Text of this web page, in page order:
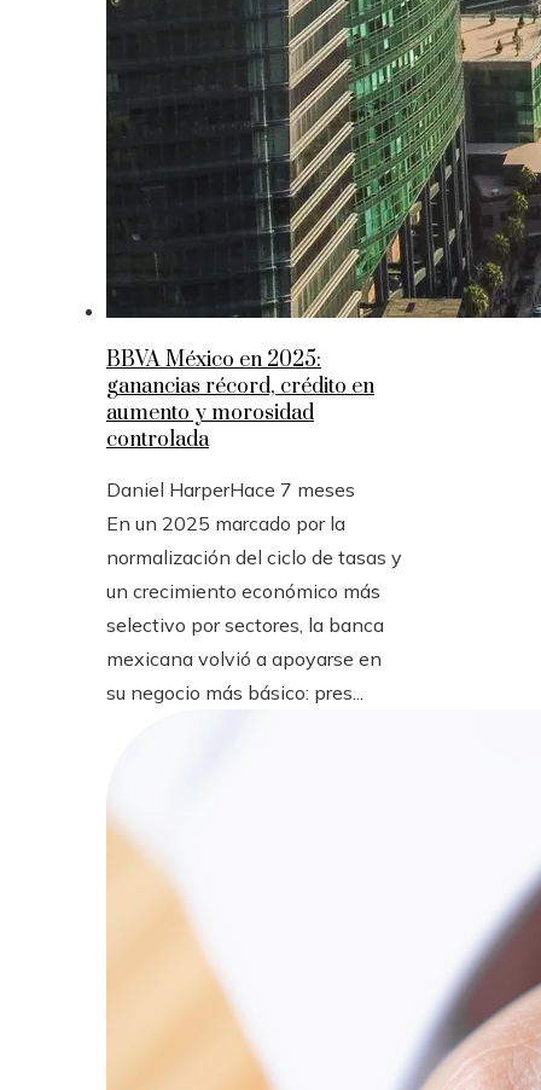
BBVA México en 2025:
ganancias récord, crédito en
aumento y morosidad
controlada
Daniel HarperHace 7 meses
En un 2025 marcado por la
normalización del ciclo de tasas y
un crecimiento económico más
selectivo por sectores, la banca
mexicana volvió a apoyarse en
su negocio más básico: pres...